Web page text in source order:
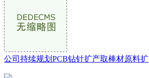
公司持续规划PCB钻针扩产取棒材原料扩